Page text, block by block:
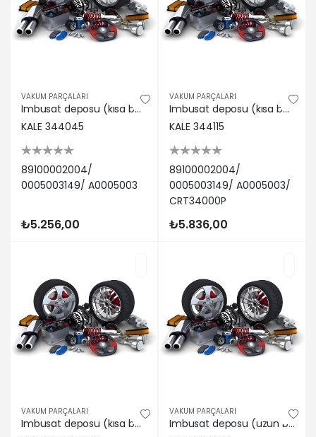
VAKUM PARÇALARI
Imbusat deposu (kısa bogaz) m-benz actros 96>02 actros mp2 / mp3 03> (kapaklı-beyaz) 89100002004/ 0005003149/ A0005003
KALE 344045
89100002004/
0005003149/ A0005003
₺5.256,00
VAKUM PARÇALARI
Imbusat deposu (kısa bogaz) m-benz actros 96>02 actros mp2 / mp3 03> (kapaklı-sıyah) 89100002004/ 0005003149/ A0005003/ CRT34000P
KALE 344115
89100002004/
0005003149/ A0005003/
CRT34000P
₺5.836,00
VAKUM PARÇALARI
Imbusat deposu (kısa bogaz) mercedes benz actros 96>02 actros mp2 / mp3 03 Nıssens 0005003149/ 89100002004
VAKUM PARÇALARI
Imbusat deposu (uzun bogaz) m-benz actros 96>02 actros mp2 / mp3 03> 0005003049/ 0005003449/ 0005003849